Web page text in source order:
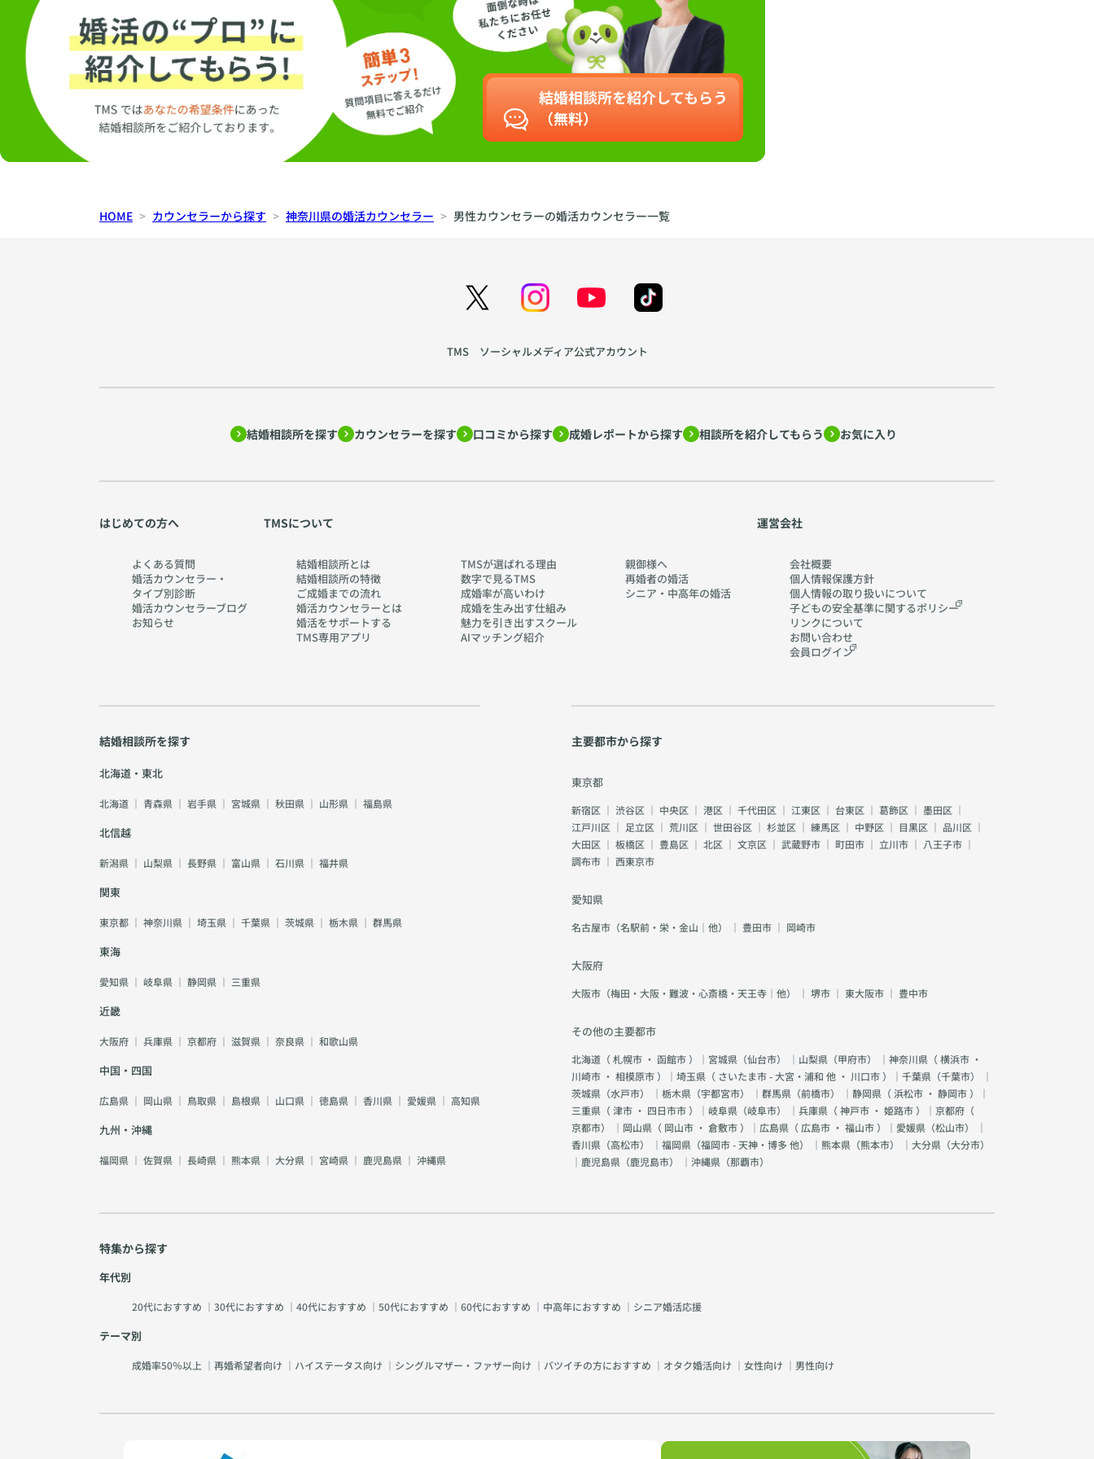
結婚相談所を紹介してもらう
（無料）
HOME カウンセラーから探す 神奈川県の婚活カウンセラー 男性カウンセラーの婚活カウンセラー一覧
TMS ソーシャルメディア公式アカウント
結婚相談所を探す カウンセラーを探す 口コミから探す 成婚レポートから探す 相談所を紹介してもらう お気に入り
はじめての方へ
よくある質問
婚活カウンセラー・
タイプ別診断
婚活カウンセラーブログ
お知らせ
TMSについて
結婚相談所とは
結婚相談所の特徴
ご成婚までの流れ
婚活カウンセラーとは
婚活をサポートする
TMS専用アプリ
TMSが選ばれる理由
数字で見るTMS
成婚率が高いわけ
成婚を生み出す仕組み
魅力を引き出すスクール
AIマッチング紹介
親御様へ
再婚者の婚活
シニア・中高年の婚活
運営会社
会社概要
個人情報保護方針
個人情報の取り扱いについて
子どもの安全基準に関するポリシー
リンクについて
お問い合わせ
会員ログイン
結婚相談所を探す
北海道・東北
北海道 ｜ 青森県 ｜ 岩手県 ｜ 宮城県 ｜ 秋田県 ｜ 山形県 ｜ 福島県
北信越
新潟県 ｜ 山梨県 ｜ 長野県 ｜ 富山県 ｜ 石川県 ｜ 福井県
関東
東京都 ｜ 神奈川県 ｜ 埼玉県 ｜ 千葉県 ｜ 茨城県 ｜ 栃木県 ｜ 群馬県
東海
愛知県 ｜ 岐阜県 ｜ 静岡県 ｜ 三重県
近畿
大阪府 ｜ 兵庫県 ｜ 京都府 ｜ 滋賀県 ｜ 奈良県 ｜ 和歌山県
中国・四国
広島県 ｜ 岡山県 ｜ 鳥取県 ｜ 島根県 ｜ 山口県 ｜ 徳島県 ｜ 香川県 ｜ 愛媛県 ｜ 高知県
九州・沖縄
福岡県 ｜ 佐賀県 ｜ 長崎県 ｜ 熊本県 ｜ 大分県 ｜ 宮崎県 ｜ 鹿児島県 ｜ 沖縄県
主要都市から探す
東京都
新宿区 ｜ 渋谷区 ｜ 中央区 ｜ 港区 ｜ 千代田区 ｜ 江東区 ｜ 台東区 ｜ 葛飾区 ｜ 墨田区 ｜
江戸川区 ｜ 足立区 ｜ 荒川区 ｜ 世田谷区 ｜ 杉並区 ｜ 練馬区 ｜ 中野区 ｜ 目黒区 ｜ 品川区 ｜
大田区 ｜ 板橋区 ｜ 豊島区 ｜ 北区 ｜ 文京区 ｜ 武蔵野市 ｜ 町田市 ｜ 立川市 ｜ 八王子市 ｜
調布市 ｜ 西東京市
愛知県
名古屋市（名駅前・栄・金山｜他） ｜ 豊田市 ｜ 岡崎市
大阪府
大阪市（梅田・大阪・難波・心斎橋・天王寺｜他） ｜ 堺市 ｜ 東大阪市 ｜ 豊中市
その他の主要都市
北海道（札幌市 ・ 函館市）｜宮城県（仙台市） ｜山梨県（甲府市） ｜神奈川県（横浜市 ・
川崎市 ・ 相模原市）｜埼玉県（ さいたま市 - 大宮・浦和 他 ・ 川口市）｜千葉県（千葉市） ｜
茨城県（水戸市） ｜栃木県（宇都宮市） ｜群馬県（前橋市） ｜静岡県（浜松市 ・ 静岡市）｜
三重県（津市 ・ 四日市市）｜岐阜県（岐阜市） ｜兵庫県（神戸市 ・ 姫路市）｜京都府（
京都市） ｜岡山県（ 岡山市 ・ 倉敷市）｜広島県（ 広島市 ・ 福山市）｜愛媛県（松山市） ｜
香川県（高松市） ｜福岡県（福岡市 - 天神・博多 他） ｜熊本県（熊本市） ｜大分県（大分市）
｜鹿児島県（鹿児島市） ｜沖縄県（那覇市）
特集から探す
年代別
20代におすすめ ｜ 30代におすすめ ｜ 40代におすすめ ｜ 50代におすすめ ｜ 60代におすすめ ｜ 中高年におすすめ ｜ シニア婚活応援
テーマ別
成婚率50％以上 ｜ 再婚希望者向け ｜ ハイステータス向け ｜ シングルマザー・ファザー向け ｜ バツイチの方におすすめ ｜ オタク婚活向け ｜ 女性向け ｜ 男性向け